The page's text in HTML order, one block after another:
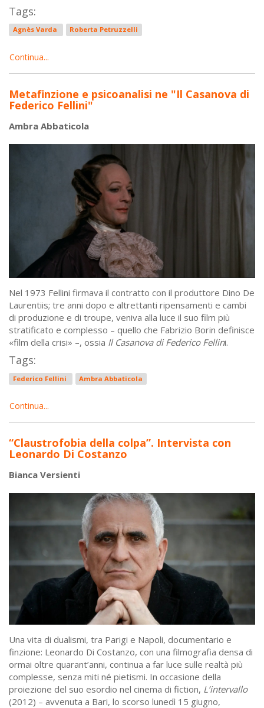
Tags:
Agnès Varda Roberta Petruzzelli
Continua...
Metafinzione e psicoanalisi ne "Il Casanova di
Federico Fellini"
Ambra Abbaticola
Nel 1973 Fellini firmava il contratto con il produttore Dino De
Laurentiis; tre anni dopo e altrettanti ripensamenti e cambi
di produzione e di troupe, veniva alla luce il suo film più
stratificato e complesso – quello che Fabrizio Borin definisce
«film della crisi» –, ossia Il Casanova di Federico Fellini.
Tags:
Federico Fellini Ambra Abbaticola
Continua...
“Claustrofobia della colpa”. Intervista con
Leonardo Di Costanzo
Bianca Versienti
Una vita di dualismi, tra Parigi e Napoli, documentario e
finzione: Leonardo Di Costanzo, con una filmografia densa di
ormai oltre quarant’anni, continua a far luce sulle realtà più
complesse, senza miti né pietismi. In occasione della
proiezione del suo esordio nel cinema di fiction, L’intervallo
(2012) – avvenuta a Bari, lo scorso lunedì 15 giugno,